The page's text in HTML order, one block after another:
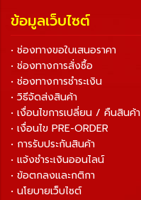
ข้อมูลเว็บไซต์
• ช่องทางขอใบเสนอราคา
• ช่องทางการสั่งซื้อ
• ช่องทางการชำระเงิน
• วิธีจัดส่งสินค้า
• เงื่อนไขการเปลี่ยน / คืนสินค้า
• เงื่อนไข PRE-ORDER
• การรับประกันสินค้า
• แจ้งชำระเงินออนไลน์
• ข้อตกลงและกติกา
• นโยบายเว็บไซต์